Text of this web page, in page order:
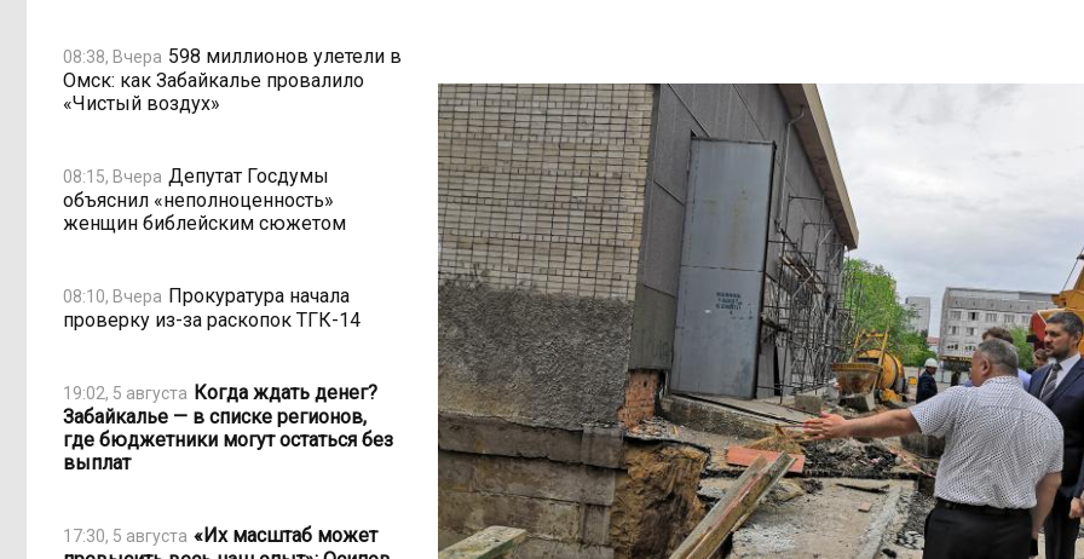
08:38, Вчера 598 миллионов улетели в
Омск: как Забайкалье провалило
«Чистый воздух»
08:15, Вчера Депутат Госдумы
объяснил «неполноценность»
женщин библейским сюжетом
08:10, Вчера Прокуратура начала
проверку из-за раскопок ТГК-14
19:02, 5 августа Когда ждать денег?
Забайкалье — в списке регионов,
где бюджетники могут остаться без
выплат
17:30, 5 августа «Их масштаб может